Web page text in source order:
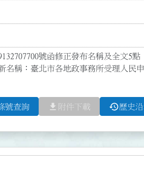
號函修正發布名稱及全文5點
名稱：臺北市各地政事務所受理人民
號查詢 file_download 附件下載 history歷史